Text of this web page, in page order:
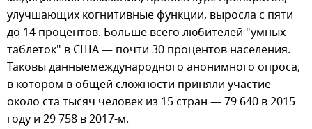
улучшающих когнитивные функции, выросла с пяти
до 14 процентов. Больше всего любителей "умных
таблеток" в США — почти 30 процентов населения.
Таковы данныемеждународного анонимного опроса,
в котором в общей сложности приняли участие
около ста тысяч человек из 15 стран — 79 640 в 2015
году и 29 758 в 2017-м.